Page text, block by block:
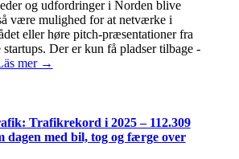
og udfordringer i Norden blive
være mulighed for at netværke i
eller høre pitch-præsentationer fra
startups. Der er kun få pladser tilbage -
mer →
Trafikrekord i 2025 – 112.309
dagen med bil, tog og færge over